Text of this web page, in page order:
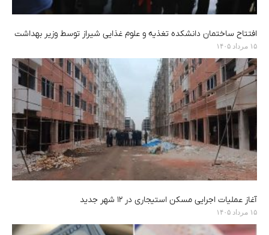
افتتاح ساختمان دانشکده تغذیه و علوم غذایی شیراز توسط وزیر بهداشت
۱۵ مرداد ۱۴۰۵
آغاز عملیات اجرایی مسکن استیجاری در ۱۲ شهر جدید
۱۵ مرداد ۱۴۰۵